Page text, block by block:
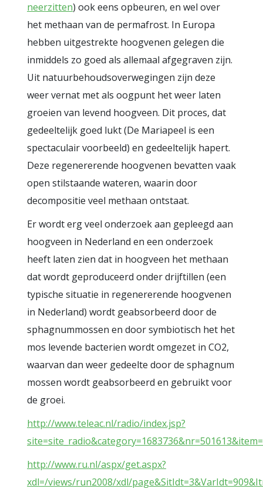
neerzitten) ook eens opbeuren, en wel over
het methaan van de permafrost. In Europa
hebben uitgestrekte hoogvenen gelegen die
inmiddels zo goed als allemaal afgegraven zijn.
Uit natuurbehoudsoverwegingen zijn deze
weer vernat met als oogpunt het weer laten
groeien van levend hoogveen. Dit proces, dat
gedeeltelijk goed lukt (De Mariapeel is een
spectaculair voorbeeld) en gedeeltelijk hapert.
Deze regenererende hoogvenen bevatten vaak
open stilstaande wateren, waarin door
decompositie veel methaan ontstaat.
Er wordt erg veel onderzoek aan gepleegd aan
hoogveen in Nederland en een onderzoek
heeft laten zien dat in hoogveen het methaan
dat wordt geproduceerd onder drijftillen (een
typische situatie in regenererende hoogvenen
in Nederland) wordt geabsorbeerd door de
sphagnummossen en door symbiotisch het het
mos levende bacterien wordt omgezet in CO2,
waarvan dan weer gedeelte door de sphagnum
mossen wordt geabsorbeerd en gebruikt voor
de groei.
http://www.teleac.nl/radio/index.jsp?
http://www.ru.nl/aspx/get.aspx?
xdl=/views/run2008/xdl/